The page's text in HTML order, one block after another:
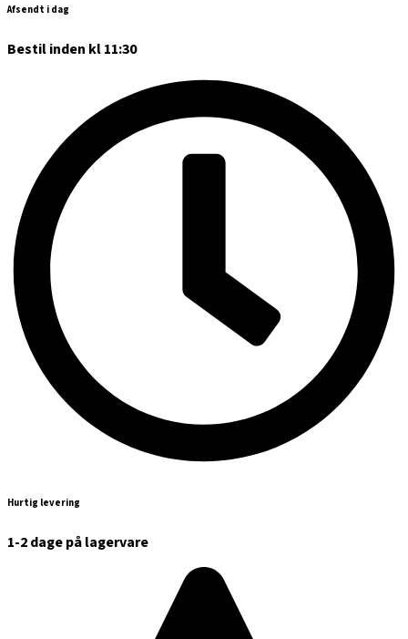
Afsendt i dag
Bestil inden kl 11:30
Hurtig levering
1-2 dage på lagervare